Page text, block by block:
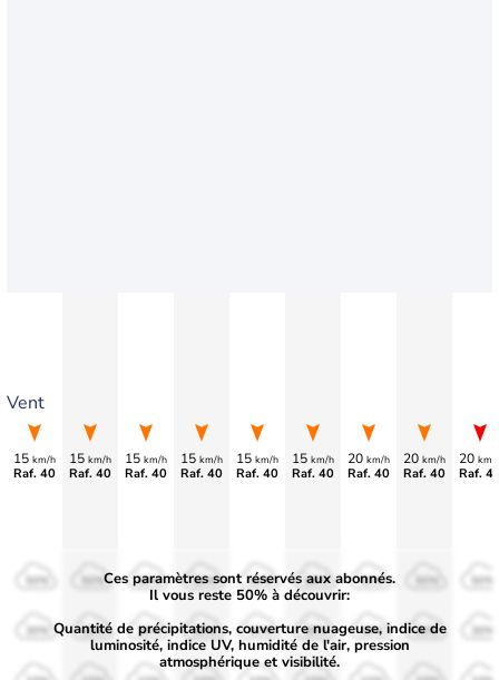
Vent
15 km/h
Raf. 40
15 km/h
Raf. 40
15 km/h
Raf. 40
15 km/h
Raf. 40
15 km/h
Raf. 40
15 km/h
Raf. 40
20 km/h
Raf. 40
20 km/h
Raf. 40
20 km/
Raf.
50%
30%
50%
30%
50%
30%
50%
30%
50%
30%
50%
30%
50%
30% 30% 30%
Ces paramètres sont réservés aux abonnés.
Il vous reste 50% à découvrir:
Quantité de précipitations, couverture nuageuse, indice de
luminosité, indice UV, humidité de l'air, pression
atmosphérique et visibilité.